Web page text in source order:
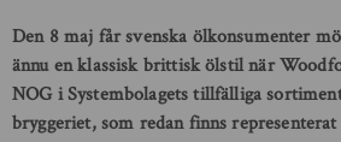
Den 8 maj får svenska ölkonsumenter
ännu en klassisk brittisk ölstil när
NOG i Systembolagets tillfälliga
bryggeriet, som redan finns